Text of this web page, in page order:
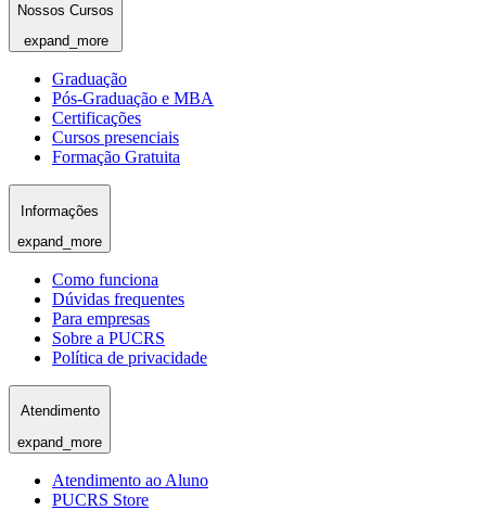
Nossos Cursos
expand_more
Graduação
Pós-Graduação e MBA
Certificações
Cursos presenciais
Formação Gratuita
Informações
expand_more
Como funciona
Dúvidas frequentes
Para empresas
Sobre a PUCRS
Política de privacidade
Atendimento
expand_more
Atendimento ao Aluno
PUCRS Store